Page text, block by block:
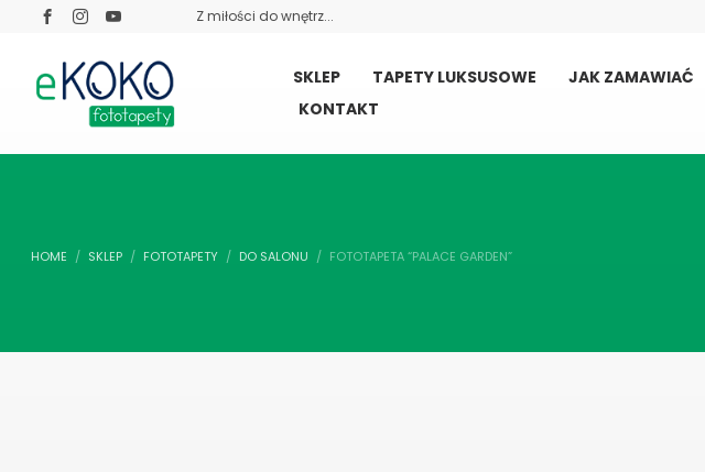
Z miłości do wnętrz...
SKLEP TAPETY LUKSUSOWE JAK ZAMAWIAĆ
KONTAKT
HOME SKLEP FOTOTAPETY DO SALONU FOTOTAPETA “PALACE GARDEN”